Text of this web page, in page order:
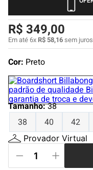
R$ 349,00
Em até 6xR$ 58,16sem juros
Cor: Preto
Tamanho:38
38
40 42
Provador Virtual
5º
camiseta
6º
jaqueta
bermuda
8º
carteira
9º
mochila
10º chinelo